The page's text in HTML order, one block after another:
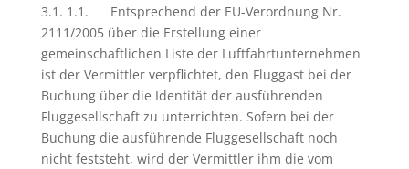
3.1. 1.1. Entsprechend der EU-Verordnung Nr.
2111/2005 über die Erstellung einer
gemeinschaftlichen Liste der Luftfahrtunternehmen
ist der Vermittler verpflichtet, den Fluggast bei der
Buchung über die Identität der ausführenden
Fluggesellschaft zu unterrichten. Sofern bei der
Buchung die ausführende Fluggesellschaft noch
nicht feststeht, wird der Vermittler ihm die vom